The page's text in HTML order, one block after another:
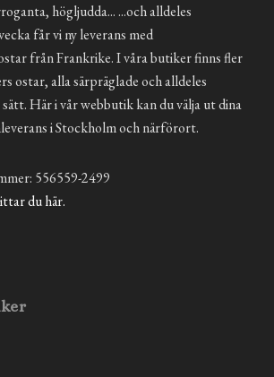
högljudda... ...och alldeles
får vi ny leverans med
från Frankrike. I våra butiker finns fler
ostar, alla särpräglade och alldeles
Här i vår webbutik kan du välja ut dina
i Stockholm och närförort.
556559-2499
du här.